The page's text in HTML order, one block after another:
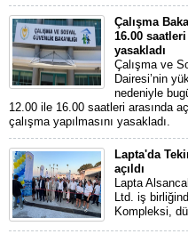
Çalışma
16.00 saatleri
yasakladı
Çalışma ve
Dairesi’nin
nedeniyle
12.00 ile 16.00 saatleri arasında
çalışma yapılmasını yasakladı.
Lapta'da
açıldı
Lapta
Ltd. iş
Kompleksi,